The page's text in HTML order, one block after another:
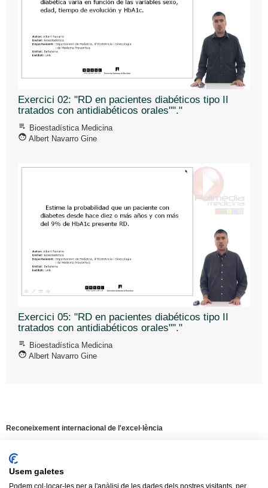
Exercici 02: "RD en pacientes diabéticos tipo II
tratados con antidiabéticos orales""."
playlist_play Bioestadí­stica Medicina
face Albert Navarro Gine
Exercici 05: "RD en pacientes diabéticos tipo II
tratados con antidiabéticos orales""."
playlist_play Bioestadí­stica Medicina
face Albert Navarro Gine
Reconeixement internacional de l'excel·lència
Usem galetes
Podem col·locar-les per a l'anàlisi de les dades dels nostres visitants, per